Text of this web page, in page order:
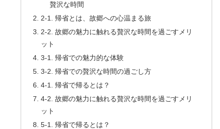
贅沢な時間
2-1. 帰省とは、故郷への心温まる旅
2-2. 故郷の魅力に触れる贅沢な時間を過ごすメリ
ット
3-1. 帰省での魅力的な体験
3-2. 帰省での贅沢な時間の過ごし方
4-1. 帰省で帰るとは？
4-2. 故郷の魅力に触れる贅沢な時間を過ごすメリ
ット
5-1. 帰省で帰るとは？